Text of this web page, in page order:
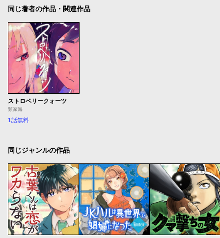
同じ著者の作品・関連作品
ストロベリークォーツ
類家海
1話無料
同じジャンルの作品